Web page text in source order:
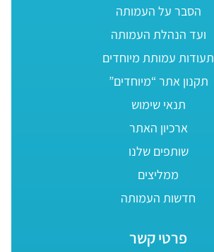
הסבר על העמותה
ועד הנהלת העמותה
תעודות עמותת מיוחדים
תקנון אתר “מיוחדים”
תנאי שימוש
ארכיון האתר
שותפים שלנו
ממליצים
חדשות העמותה
פרטי קשר